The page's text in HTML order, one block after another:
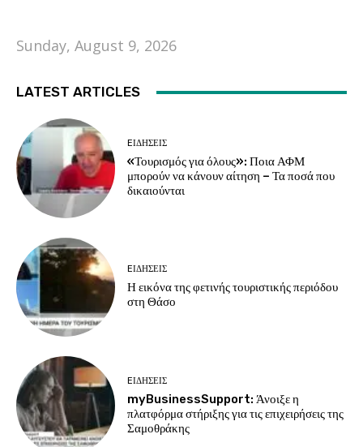
Sunday, August 9, 2026
LATEST ARTICLES
EΙΔΗΣΕΙΣ
«Τουρισμός για όλους»: Ποια ΑΦΜ
μπορούν να κάνουν αίτηση – Τα ποσά που
δικαιούνται
EΙΔΗΣΕΙΣ
Η εικόνα της φετινής τουριστικής περιόδου
στη Θάσο
EΙΔΗΣΕΙΣ
myBusinessSupport: Άνοιξε η
πλατφόρμα στήριξης για τις επιχειρήσεις της
Σαμοθράκης